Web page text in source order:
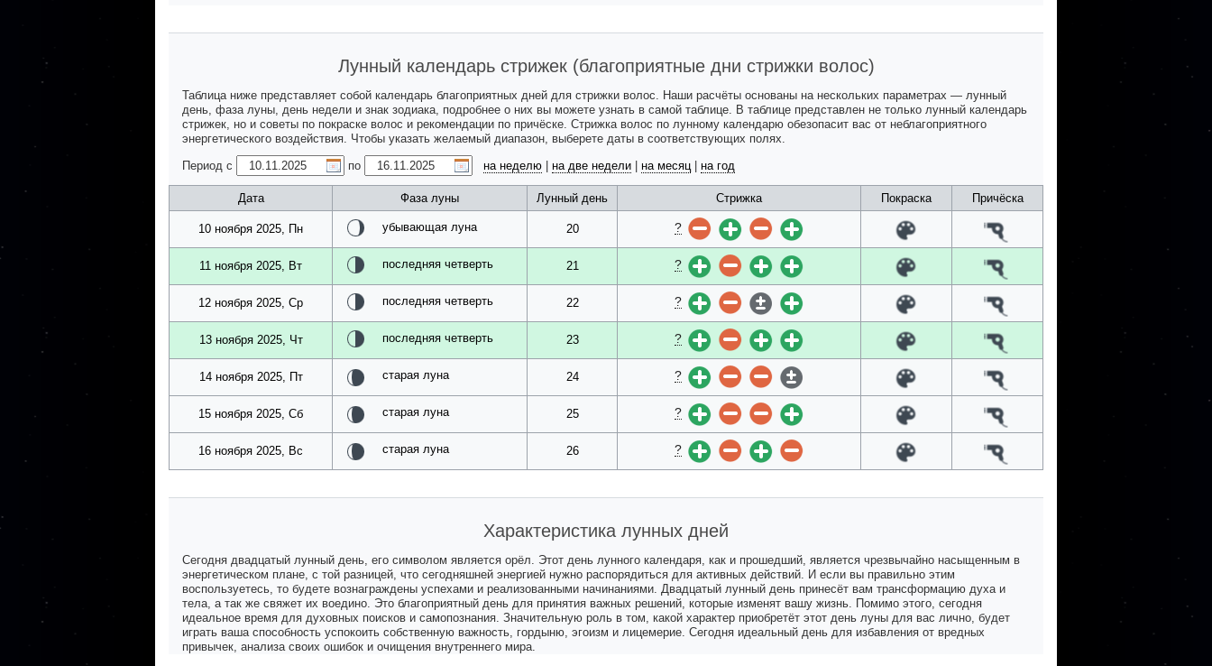
Лунный календарь стрижек (благоприятные дни стрижки волос)
Таблица ниже представляет собой календарь благоприятных дней для стрижки волос. Наши расчёты основаны на нескольких параметрах — лунный
день, фаза луны, день недели и знак зодиака, подробнее о них вы можете узнать в самой таблице. В таблице представлен не только лунный календарь
стрижек, но и советы по покраске волос и рекомендации по причёске. Стрижка волос по лунному календарю обезопасит вас от неблагоприятного
энергетического воздействия. Чтобы указать желаемый диапазон, выберете даты в соответствующих полях.
Период с
по на неделю на две недели на месяц| на год
Дата Фаза луны Лунный день Стрижка Покраска Причёска
10 ноября 2025, Пн убывающая луна 20 ?
11 ноября 2025, Вт последняя четверть 21 ?
12 ноября 2025, Ср последняя четверть 22 ?
13 ноября 2025, Чт последняя четверть 23 ?
14 ноября 2025, Пт старая луна 24 ?
15 ноября 2025, Сб старая луна 25 ?
16 ноября 2025, Вс старая луна 26 ?
Характеристика лунных дней
Сегодня двадцатый лунный день, его символом является орёл. Этот день лунного календаря, как и прошедший, является чрезвычайно насыщенным в
энергетическом плане, с той разницей, что сегодняшней энергией нужно распорядиться для активных действий. И если вы правильно этим
воспользуетесь, то будете вознаграждены успехами и реализованными начинаниями. Двадцатый лунный день принесёт вам трансформацию духа и
тела, а так же свяжет их воедино. Это благоприятный день для принятия важных решений, которые изменят вашу жизнь. Помимо этого, сегодня
идеальное время для духовных поисков и самопознания. Значительную роль в том, какой характер приобретёт этот день луны для вас лично, будет
играть ваша способность успокоить собственную важность, гордыню, эгоизм и лицемерие. Сегодня идеальный день для избавления от вредных
привычек, анализа своих ошибок и очищения внутреннего мира.